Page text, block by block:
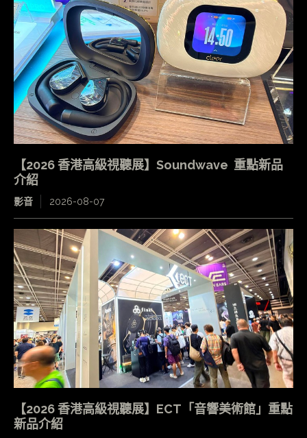
【2026 香港高級視聽展】Soundwave 重點新品
介紹
影音 2026-08-07
【2026 香港高級視聽展】ECT「音響美術館」重點
新品介紹